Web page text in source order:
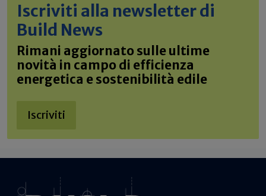
Iscriviti alla newsletter di
Build News
Rimani aggiornato sulle ultime
novità in campo di efficienza
energetica e sostenibilità edile
Iscriviti